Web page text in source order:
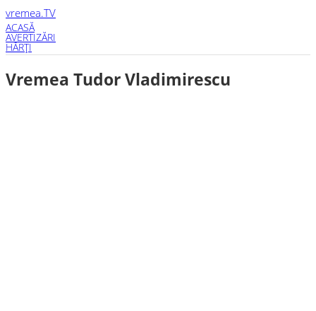
vremea.TV
ACASĂ
AVERTIZĂRI
HĂRŢI
Vremea Tudor Vladimirescu